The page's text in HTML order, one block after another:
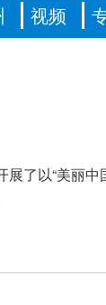
视频
了以“美丽中